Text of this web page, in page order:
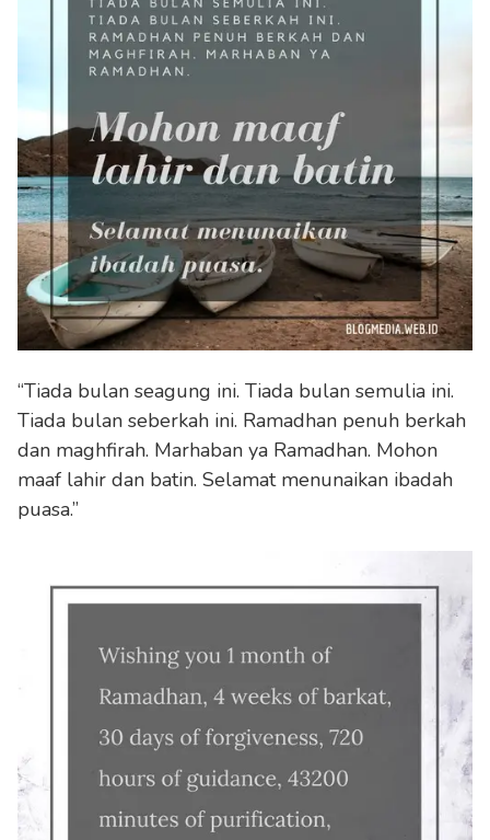
“Tiada bulan seagung ini. Tiada bulan semulia ini.
Tiada bulan seberkah ini. Ramadhan penuh berkah
dan maghfirah. Marhaban ya Ramadhan. Mohon
maaf lahir dan batin. Selamat menunaikan ibadah
puasa.”